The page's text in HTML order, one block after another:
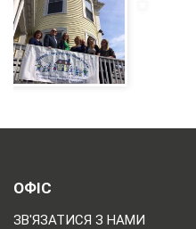
ОФІС
ЗВ'ЯЗАТИСЯ З НАМИ